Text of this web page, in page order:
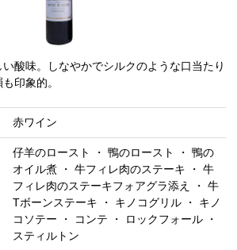
酸味。しなやかでシルクのような口当たり
印象的。
赤ワイン
仔羊のロースト ・ 鴨のロースト ・ 鴨の
オイル煮 ・ 牛フィレ肉のステーキ ・ 牛
フィレ肉のステーキフォアグラ添え ・ 牛
Tボーンステーキ ・ キノコグリル ・ キノ
コソテー ・ コンテ ・ ロックフォール ・
スティルトン